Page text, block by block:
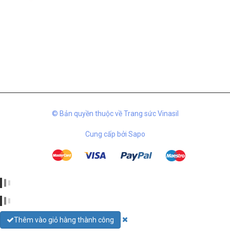
© Bản quyền thuộc về Trang sức Vinasil
Cung cấp bởi Sapo
Thêm vào giỏ hàng thành công